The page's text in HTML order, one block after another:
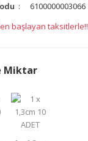
6100000003066
başlayan taksitlerle!!
Miktar